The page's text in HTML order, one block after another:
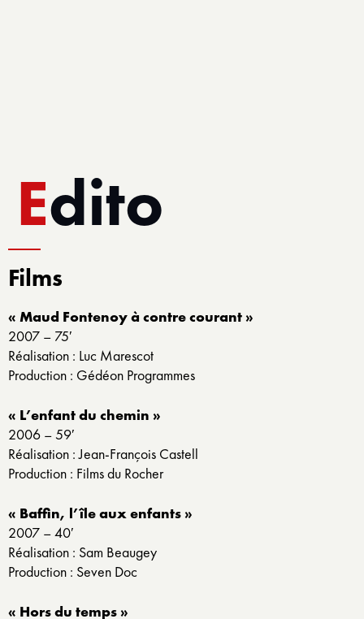
Edito
Films
« Maud Fontenoy à contre courant »
2007 – 75′
Réalisation : Luc Marescot
Production : Gédéon Programmes
« L’enfant du chemin »
2006 – 59′
Réalisation : Jean-François Castell
Production : Films du Rocher
« Baffin, l’île aux enfants »
2007 – 40′
Réalisation : Sam Beaugey
Production : Seven Doc
« Hors du temps »